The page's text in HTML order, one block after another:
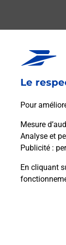
Le
Pour
Mesure
Analyse et
Publicité :
En cliquant